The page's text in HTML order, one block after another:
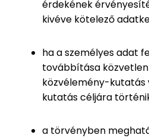
érdekének
kivéve kötelező
ha a személyes adat
továbbítása közvetlen
közvélemény-kutatás
kutatás céljára
a törvényben